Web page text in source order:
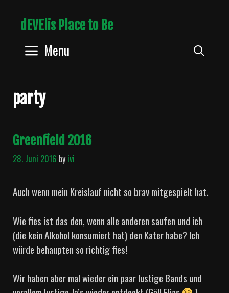
dEVElis Place to Be
Menu
party
Greenfield 2016
28. Juni 2016 byivi
Auch wenn mein Kreislauf nicht so brav mitgespielt hat.
Wie fies ist das den, wenn alle anderen saufen und ich
(die kein Alkohol konsumiert hat) den Kater habe? Ich
würde behaupten so richtig fies!
Wir haben aber mal wieder ein paar lustige Bands und